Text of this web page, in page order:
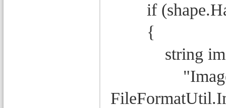
if
{
string